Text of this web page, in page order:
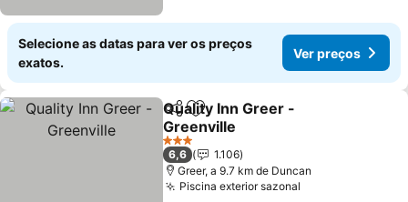
Selecione as datas para ver os preços
exatos.
Ver preços
PartilharAdicionar aos favoritos
Quality Inn Greer -
Greenville
3 Estrelas
6,6
1.106
Greer, a 9.7 km de Duncan
Piscina exterior sazonal